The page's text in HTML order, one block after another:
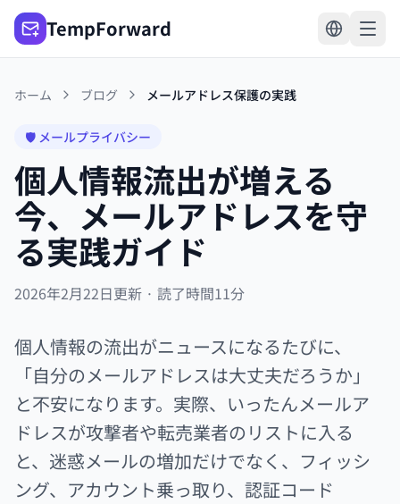
TempForward
ホーム ブログ メールアドレス保護の実践
🛡️ メールプライバシー
個人情報流出が増える
今、メールアドレスを守
る実践ガイド
2026年2月22日更新 · 読了時間11分
個人情報の流出がニュースになるたびに、
「自分のメールアドレスは大丈夫だろうか」
と不安になります。実際、いったんメールア
ドレスが攻撃者や転売業者のリストに入る
と、迷惑メールの増加だけでなく、フィッシ
ング、アカウント乗っ取り、認証コード